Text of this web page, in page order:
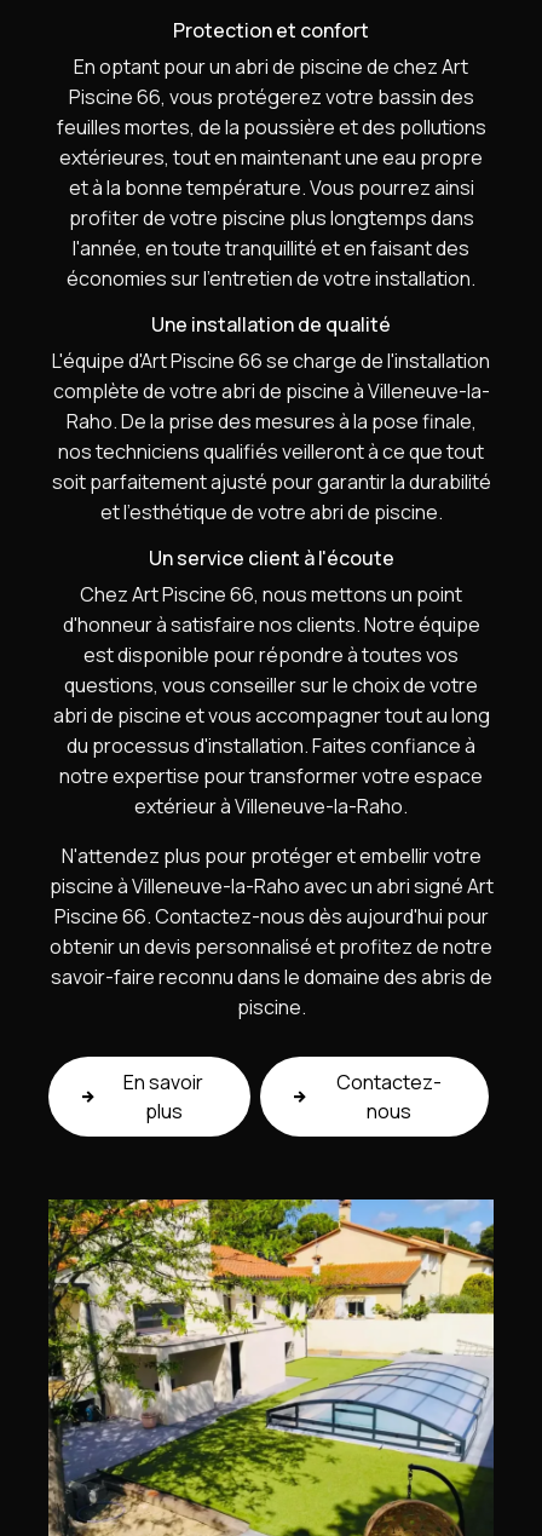
Protection et confort
En optant pour un abri de piscine de chez Art
Piscine 66, vous protégerez votre bassin des
feuilles mortes, de la poussière et des pollutions
extérieures, tout en maintenant une eau propre
et à la bonne température. Vous pourrez ainsi
profiter de votre piscine plus longtemps dans
l'année, en toute tranquillité et en faisant des
économies sur l'entretien de votre installation.
Une installation de qualité
L'équipe d'Art Piscine 66 se charge de l'installation
complète de votre abri de piscine à Villeneuve-la-
Raho. De la prise des mesures à la pose finale,
nos techniciens qualifiés veilleront à ce que tout
soit parfaitement ajusté pour garantir la durabilité
et l'esthétique de votre abri de piscine.
Un service client à l'écoute
Chez Art Piscine 66, nous mettons un point
d'honneur à satisfaire nos clients. Notre équipe
est disponible pour répondre à toutes vos
questions, vous conseiller sur le choix de votre
abri de piscine et vous accompagner tout au long
du processus d'installation. Faites confiance à
notre expertise pour transformer votre espace
extérieur à Villeneuve-la-Raho.
N'attendez plus pour protéger et embellir votre
piscine à Villeneuve-la-Raho avec un abri signé Art
Piscine 66. Contactez-nous dès aujourd'hui pour
obtenir un devis personnalisé et profitez de notre
savoir-faire reconnu dans le domaine des abris de
piscine.
En savoir
plus
Contactez-
nous